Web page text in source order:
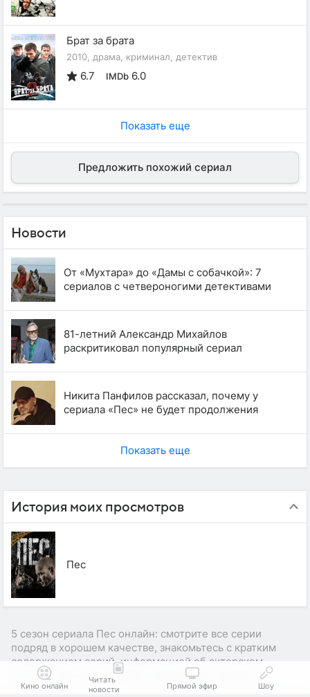
Брат за брата
2010, драма, криминал, детектив
6.7 IMDb 6.0
Показать еще
Предложить похожий сериал
Новости
От «Мухтара» до «Дамы с собачкой»: 7
сериалов с четвероногими детективами
81-летний Александр Михайлов
раскритиковал популярный сериал
Никита Панфилов рассказал, почему у
сериала «Пес» не будет продолжения
Показать еще
История моих просмотров
Пес
5 сезон сериала Пес онлайн: смотрите все серии
подряд в хорошем качестве, знакомьтесь с кратким
содержанием серий, информацией об актерском
составе, авторе сценария и режиссере сериала.
Кино онлайн
Читать
новости
Прямой эфир Шоу